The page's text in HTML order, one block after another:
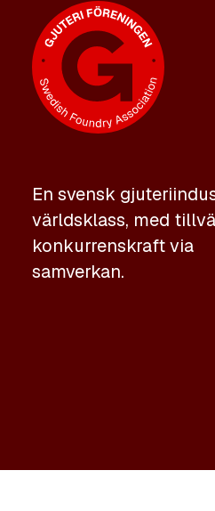
En svensk
världsklass, med
konkurrenskraft via
samverkan.